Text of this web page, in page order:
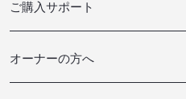
JUNIOR IBRIDA
TONALE IBRIDA
STELVIO
ご購入サポート
ローン＆リース
ローンシミュレーター
オーナーの方へ